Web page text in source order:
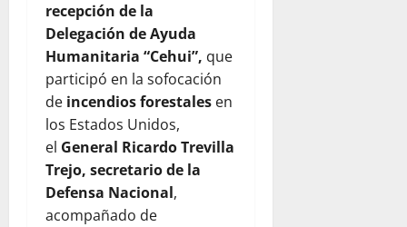
recepción de la
Delegación de Ayuda
Humanitaria “Cehui”, que
participó en la sofocación
de incendios forestales en
los Estados Unidos,
el General Ricardo Trevilla
Trejo, secretario de la
Defensa Nacional,
acompañado de